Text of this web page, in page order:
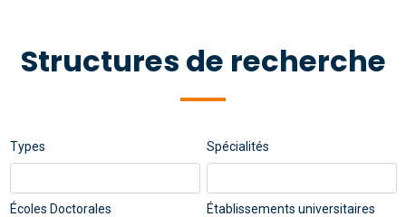
Structures de recherche
Types Spécialités
Écoles Doctorales Établissements universitaires